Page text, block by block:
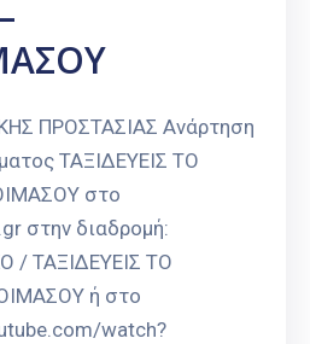
ΠΡΟΣΤΑΣΙΑΣ Ανάρτηση
ΤΑΞΙΔΕΥΕΙΣ ΤΟ
στο
στην διαδρομή:
/ ΤΑΞΙΔΕΥΕΙΣ ΤΟ
ή στο
watch?